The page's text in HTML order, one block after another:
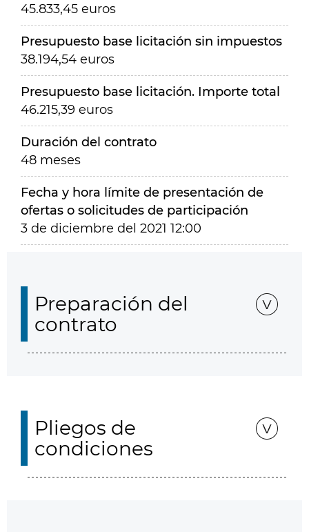
45.833,45 euros
Presupuesto base licitación sin impuestos
38.194,54 euros
Presupuesto base licitación. Importe total
46.215,39 euros
Duración del contrato
48 meses
Fecha y hora límite de presentación de
ofertas o solicitudes de participación
3 de diciembre del 2021 12:00
Preparación del
contrato
Pliegos de
condiciones